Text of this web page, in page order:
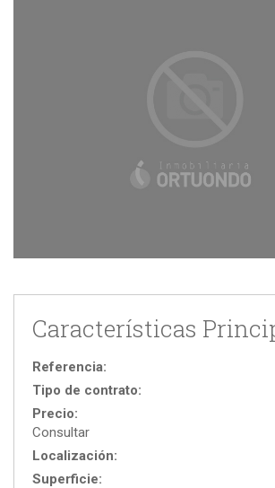
Características
Referencia:
Tipo de contrato:
Precio:
Consultar
Localización:
Superficie: